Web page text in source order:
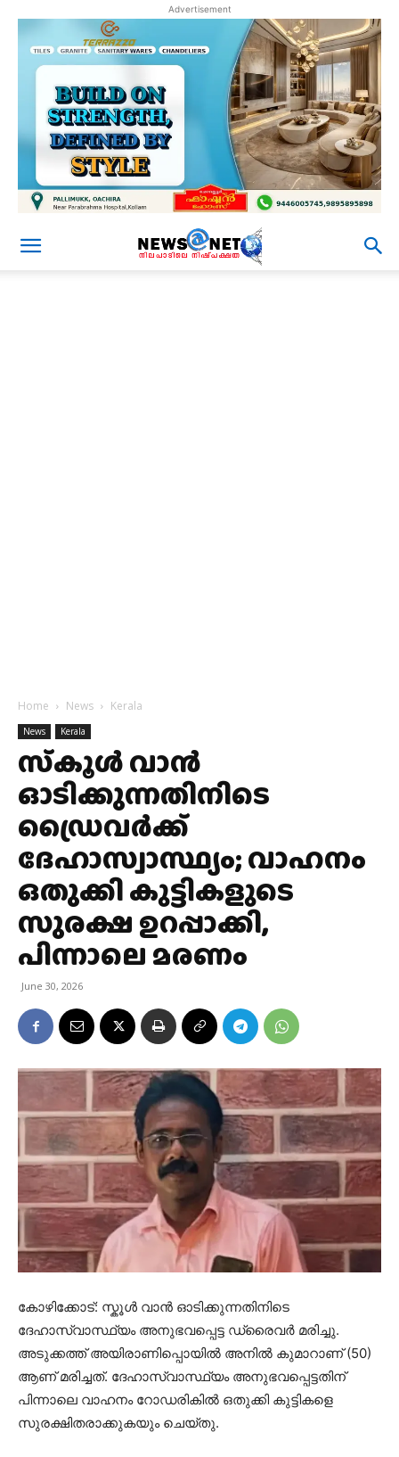
Advertisement
Home News Kerala
News Kerala
സ്‌കൂള്‍ വാന്‍
ഓടിക്കുന്നതിനിടെ
ഡ്രൈവര്‍ക്ക്
ദേഹാസ്വാസ്ഥ്യം; വാഹനം
ഒതുക്കി കുട്ടികളുടെ
സുരക്ഷ ഉറപ്പാക്കി,
പിന്നാലെ മരണം
June 30, 2026
കോഴിക്കോട്: സ്കൂൾ വാൻ ഓടിക്കുന്നതിനിടെ
ദേഹാസ്വാസ്ഥ്യം അനുഭവപ്പെട്ട ഡ്രൈവർ മരിച്ചു.
അടുക്കത്ത് അയിരാണിപ്പൊയിൽ അനിൽ കുമാറാണ് (50)
ആണ് മരിച്ചത്. ദേഹാസ്വാസ്ഥ്യം അനുഭവപ്പെട്ടതിന്
പിന്നാലെ വാഹനം റോഡരികിൽ ഒതുക്കി കുട്ടികളെ
സുരക്ഷിതരാക്കുകയും ചെയ്തു.